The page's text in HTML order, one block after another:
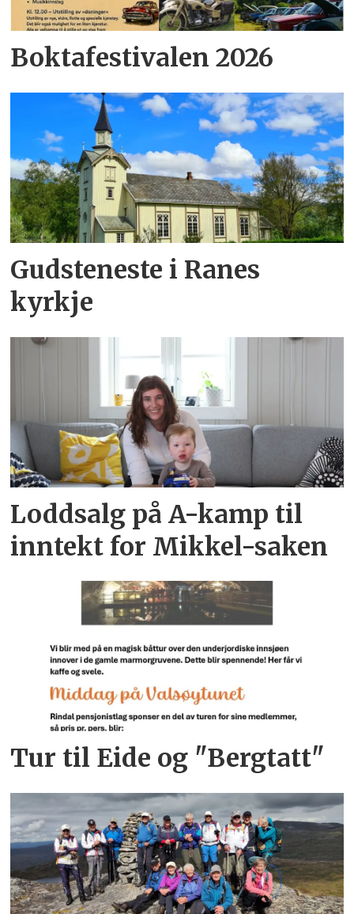
Boktafestivalen 2026
Gudsteneste i Ranes
kyrkje
Loddsalg på A-kamp til
inntekt for Mikkel-saken
Tur til Eide og "Bergtatt"